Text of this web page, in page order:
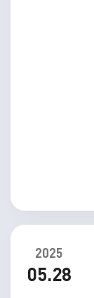
2025
05.28